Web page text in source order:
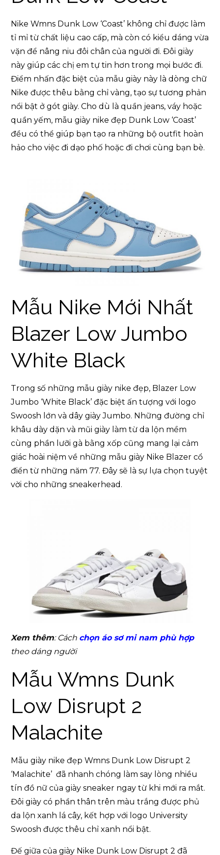
Nike Wmns Dunk Low ‘Coast’ không chỉ được làm
tỉ mỉ từ chất liệu cao cấp, mà còn có kiểu dáng vừa
vặn để nâng niu đôi chân của người đi. Đôi giày
này giúp các chị em tự tin hơn trong mọi bước đi.
Điểm nhấn đặc biệt của mẫu giày này là dòng chữ
Nike được thêu bằng chỉ vàng, tạo sự tương phản
nổi bật ở gót giày. Cho dù là quần jeans, váy hoặc
quần yếm, mẫu giày nike đẹp Dunk Low ‘Coast’
đều có thể giúp bạn tạo ra những bộ outfit hoàn
hảo cho việc đi dạo phố hoặc đi chơi cùng bạn bè.
Mẫu Nike Mới Nhất
Blazer Low Jumbo
White Black
Trong số những mẫu giày nike đẹp, Blazer Low
Jumbo ‘White Black’ đặc biệt ấn tượng với logo
Swoosh lớn và dây giày Jumbo. Những đường chỉ
khâu dày dặn và mũi giày làm từ da lộn mềm
cùng phần lưỡi gà bằng xốp cũng mang lại cảm
giác hoài niệm về những mẫu giày Nike Blazer cổ
điển từ những năm 77. Đây sẽ là sự lựa chọn tuyệt
vời cho những sneakerhead.
Xem thêm: Cách chọn áo sơ mi nam phù hợp
theo dáng người
Mẫu Wmns Dunk
Low Disrupt 2
Malachite
Mẫu giày nike đẹp Wmns Dunk Low Disrupt 2
‘Malachite’ đã nhanh chóng làm say lòng nhiều
tín đồ nữ của giày sneaker ngay từ khi mới ra mắt.
Đôi giày có phần thân trên màu trắng được phủ
da lộn xanh lá cây, kết hợp với logo University
Swoosh được thêu chỉ xanh nổi bật.
Đế giữa của giày Nike Dunk Low Disrupt 2 đã